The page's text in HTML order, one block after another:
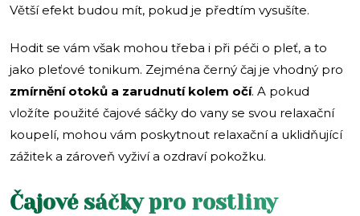
Větší efekt budou mít, pokud je předtím vysušíte.
Hodit se vám však mohou třeba i při péči o pleť, a to
jako pleťové tonikum. Zejména černý čaj je vhodný pro
zmírnění otoků a zarudnutí kolem očí. A pokud
vložíte použité čajové sáčky do vany se svou relaxační
koupelí, mohou vám poskytnout relaxační a uklidňující
zážitek a zároveň vyživí a ozdraví pokožku.
Čajové sáčky pro rostliny